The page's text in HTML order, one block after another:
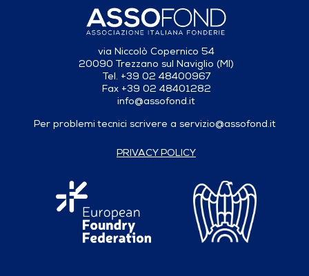
via Niccolò Copernico 54
20090 Trezzano sul Naviglio (MI)
Tel. +39 02 48400967
Fax +39 02 48401282
info@assofond.it
Per problemi tecnici scrivere a servizio@assofond.it
PRIVACY POLICY